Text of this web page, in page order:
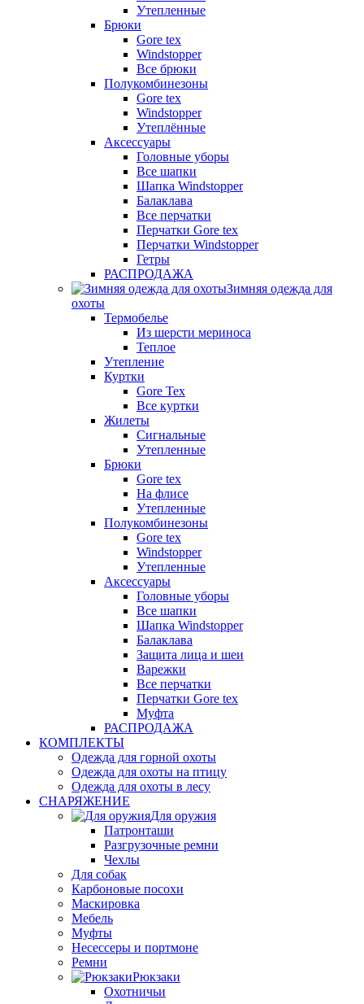
Утепленные
Брюки
Gore tex
Windstopper
Все брюки
Полукомбинезоны
Gore tex
Windstopper
Утеплённые
Аксессуары
Головные уборы
Все шапки
Шапка Windstopper
Балаклава
Все перчатки
Перчатки Gore tex
Перчатки Windstopper
Гетры
РАСПРОДАЖА
Зимняя одежда для
охоты
Термобелье
Из шерсти мериноса
Теплое
Утепление
Куртки
Gore Tex
Все куртки
Жилеты
Сигнальные
Утепленные
Брюки
Gore tex
На флисе
Утепленные
Полукомбинезоны
Gore tex
Windstopper
Утепленные
Аксессуары
Головные уборы
Все шапки
Шапка Windstopper
Балаклава
Защита лица и шеи
Варежки
Все перчатки
Перчатки Gore tex
Муфта
РАСПРОДАЖА
КОМПЛЕКТЫ
Одежда для горной охоты
Одежда для охоты на птицу
Одежда для охоты в лесу
СНАРЯЖЕНИЕ
Для оружия
Патронташи
Разгрузочные ремни
Чехлы
Для собак
Карбоновые посохи
Маскировка
Мебель
Муфты
Несессеры и портмоне
Ремни
Рюкзаки
Охотничьи